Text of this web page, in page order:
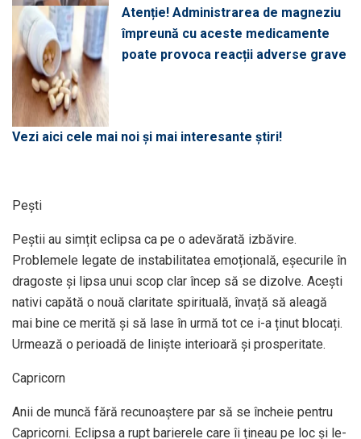
Atenție! Administrarea de magneziu
împreună cu aceste medicamente
poate provoca reacții adverse grave
Vezi aici cele mai noi și mai interesante știri!
Pești
Peștii au simțit eclipsa ca pe o adevărată izbăvire.
Problemele legate de instabilitatea emoțională, eșecurile în
dragoste și lipsa unui scop clar încep să se dizolve. Acești
nativi capătă o nouă claritate spirituală, învață să aleagă
mai bine ce merită și să lase în urmă tot ce i-a ținut blocați.
Urmează o perioadă de liniște interioară și prosperitate.
Capricorn
Anii de muncă fără recunoaștere par să se încheie pentru
Capricorni. Eclipsa a rupt barierele care îi țineau pe loc și le-